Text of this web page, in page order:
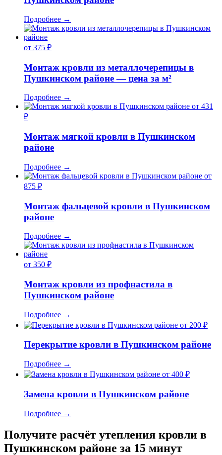
Подробнее →
от 375 ₽
Монтаж кровли из металлочерепицы в
Пушкинском районе — цена за м²
Подробнее →
от 431
₽
Монтаж мягкой кровли в Пушкинском
районе
Подробнее →
от
875 ₽
Монтаж фальцевой кровли в Пушкинском
районе
Подробнее →
от 350 ₽
Монтаж кровли из профнастила в
Пушкинском районе
Подробнее →
от 200 ₽
Перекрытие кровли в Пушкинском районе
Подробнее →
от 400 ₽
Замена кровли в Пушкинском районе
Подробнее →
Получите расчёт утепления кровли в
Пушкинском районе за 15 минут